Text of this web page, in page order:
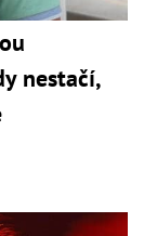
nestačí,